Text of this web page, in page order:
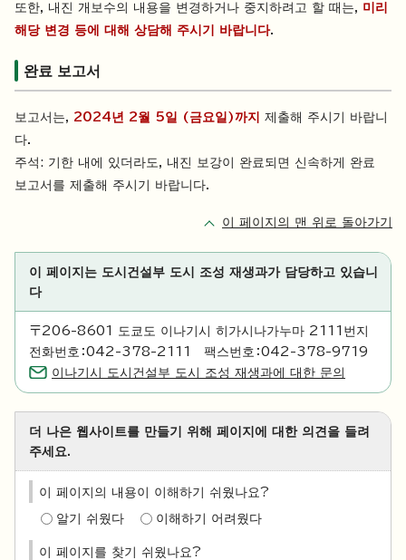
또한, 내진 개보수의 내용을 변경하거나 중지하려고 할 때는, 미리
해당 변경 등에 대해 상담해 주시기 바랍니다.
완료 보고서
보고서는, 2024년 2월 5일 (금요일)까지
제출해 주시기 바랍니
다.
주석: 기한 내에 있더라도, 내진 보강이 완료되면 신속하게 완료
보고서를 제출해 주시기 바랍니다.
이 페이지의 맨 위로 돌아가기
이 페이지는 도시건설부 도시 조성 재생과가 담당하고 있습니
다
〒206-8601 도쿄도 이나기시 히가시나가누마 2111번지
전화번호：042-378-2111 팩스번호：042-378-9719
이나기시 도시건설부 도시 조성 재생과에 대한 문의
더 나은 웹사이트를 만들기 위해 페이지에 대한 의견을 들려
주세요.
이 페이지의 내용이 이해하기 쉬웠나요?
알기 쉬웠다 이해하기 어려웠다
이 페이지를 찾기 쉬웠나요?